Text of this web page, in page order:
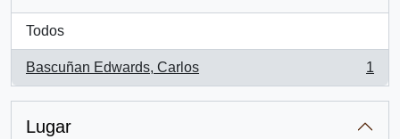
Todos
Bascuñan Edwards, Carlos
, 1 resultados
1
Lugar